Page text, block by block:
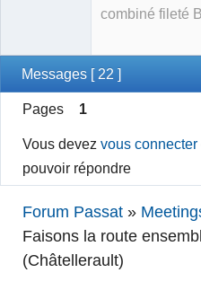
combiné fileté
Messages [ 22 ]
Pages 1
Vous devezvous connecter
pouvoir répondre
Forum Passat »
Faisons la route
(Châtellerault)